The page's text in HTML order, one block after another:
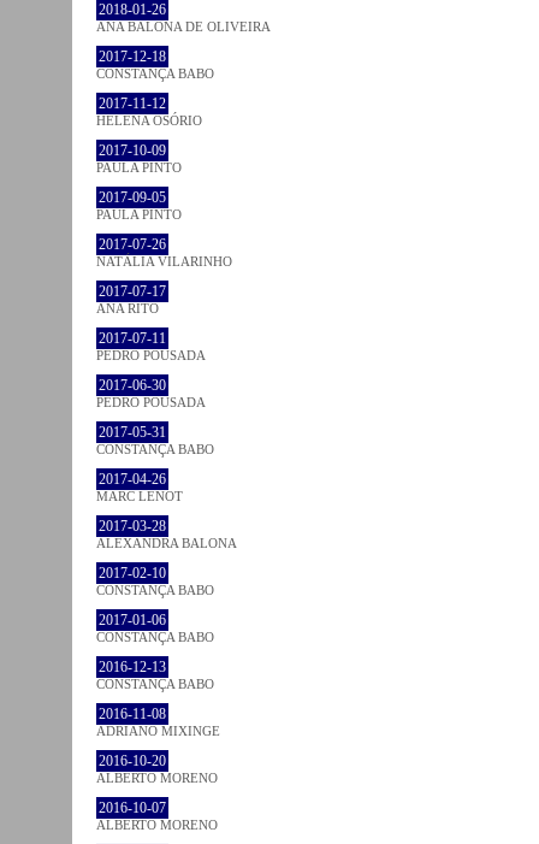
2018-01-26
ANA BALONA DE OLIVEIRA
2017-12-18
CONSTANÇA BABO
2017-11-12
HELENA OSÓRIO
2017-10-09
PAULA PINTO
2017-09-05
PAULA PINTO
2017-07-26
NATÁLIA VILARINHO
2017-07-17
ANA RITO
2017-07-11
PEDRO POUSADA
2017-06-30
PEDRO POUSADA
2017-05-31
CONSTANÇA BABO
2017-04-26
MARC LENOT
2017-03-28
ALEXANDRA BALONA
2017-02-10
CONSTANÇA BABO
2017-01-06
CONSTANÇA BABO
2016-12-13
CONSTANÇA BABO
2016-11-08
ADRIANO MIXINGE
2016-10-20
ALBERTO MORENO
2016-10-07
ALBERTO MORENO